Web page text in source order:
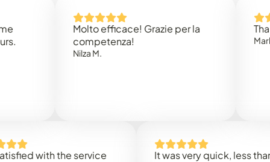
Molto efficace! Grazie per la
competenza!
Thank
with the service
It was very quick, less than